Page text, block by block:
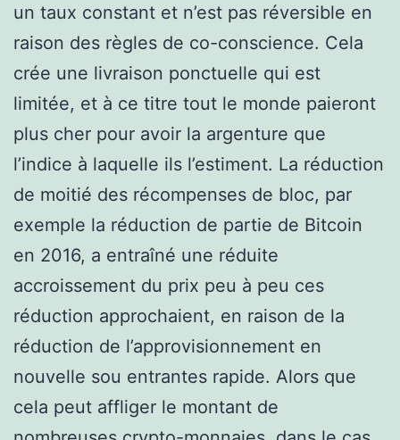
un taux constant et n’est pas réversible en
raison des règles de co-conscience. Cela
crée une livraison ponctuelle qui est
limitée, et à ce titre tout le monde paieront
plus cher pour avoir la argenture que
l’indice à laquelle ils l’estiment. La réduction
de moitié des récompenses de bloc, par
exemple la réduction de partie de Bitcoin
en 2016, a entraîné une réduite
accroissement du prix peu à peu ces
réduction approchaient, en raison de la
réduction de l’approvisionnement en
nouvelle sou entrantes rapide. Alors que
cela peut affliger le montant de